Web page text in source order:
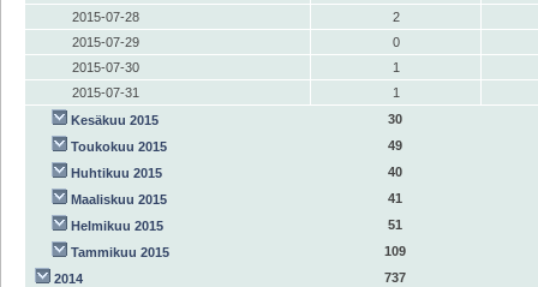
2015-07-28
2
2015-07-29
0
2015-07-30
1
2015-07-31
1
Kesäkuu 2015
30
Toukokuu 2015
49
Huhtikuu 2015
40
Maaliskuu 2015
41
Helmikuu 2015
51
Tammikuu 2015
109
2014
737